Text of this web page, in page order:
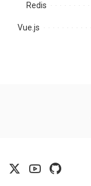
Redis
Vue.js